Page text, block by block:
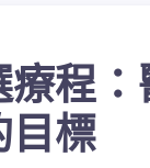
程：
目標